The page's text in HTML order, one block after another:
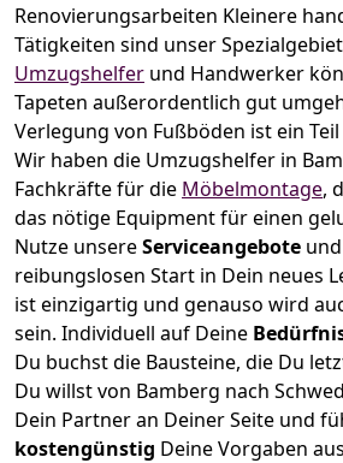
Renovierungsarbeiten Kleinere
Tätigkeiten sind unser
Umzugshelfer und Handwerker
Tapeten außerordentlich gut
Verlegung von Fußböden ist ein
Wir haben die Umzugshelfer in
Fachkräfte für die Möbelmontage,
das nötige Equipment für einen
Nutze unsereServiceangebote
reibungslosen Start in Dein neues
ist einzigartig und genauso wird
sein. Individuell auf Deine
Du buchst die Bausteine, die Du
Du willst von Bamberg nach
Dein Partner an Deiner Seite und
kostengünstig Deine Vorgaben